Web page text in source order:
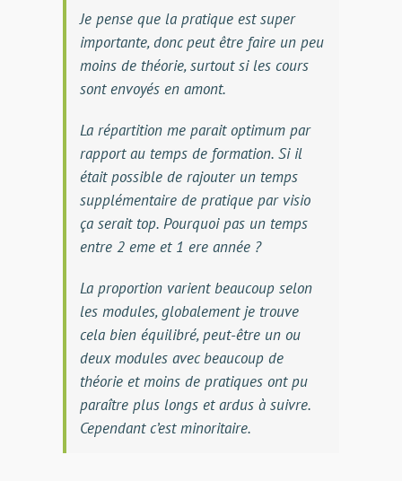
Je pense que la pratique est super
importante, donc peut être faire un peu
moins de théorie, surtout si les cours
sont envoyés en amont.
La répartition me parait optimum par
rapport au temps de formation. Si il
était possible de rajouter un temps
supplémentaire de pratique par visio
ça serait top. Pourquoi pas un temps
entre 2 eme et 1 ere année ?
La proportion varient beaucoup selon
les modules, globalement je trouve
cela bien équilibré, peut-être un ou
deux modules avec beaucoup de
théorie et moins de pratiques ont pu
paraître plus longs et ardus à suivre.
Cependant c’est minoritaire.